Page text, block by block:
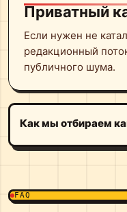
Приватный
Если нужен не
редакционный
публичного шума.
Как мы отбираем
FAQ